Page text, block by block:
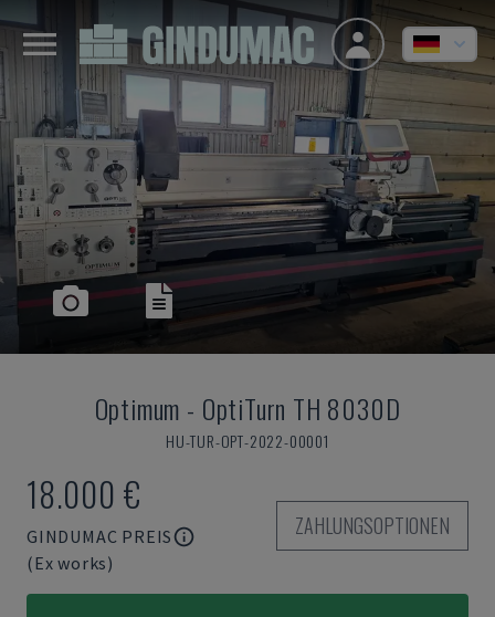
Optimum - OptiTurn TH 8030D
HU-TUR-OPT-2022-00001
18.000 €
GINDUMAC PREIS
(Ex works)
ZAHLUNGSOPTIONEN